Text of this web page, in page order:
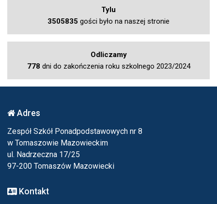
Tylu
3505835 gości było na naszej stronie
Odliczamy
778 dni do zakończenia roku szkolnego 2023/2024
Adres
Zespół Szkół Ponadpodstawowych nr 8
w Tomaszowie Mazowieckim
ul. Nadrzeczna 17/25
97-200 Tomaszów Mazowiecki
Kontakt